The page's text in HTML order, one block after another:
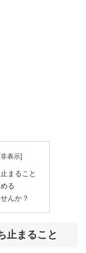
まること
る
んか？
止まること